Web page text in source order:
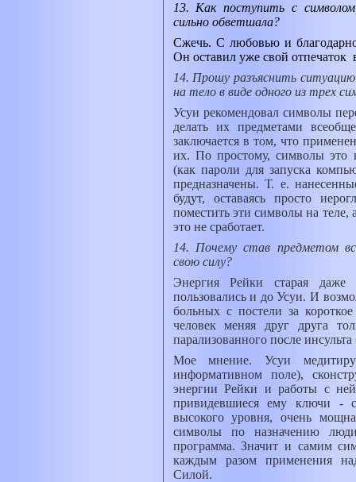
13. Как поступить с
сильно обветшала?
Сжечь. С любовью и
Он оставил уже свой отпечаток
14. Прошу разъяснить
на тело в виде одного из трех
Усуи рекомендовал символы
делать их предметами
заключается в том, что
их. По простому, символы это
(как пароли для запуска
предназначены. Т. е.
будут, оставаясь просто
поместить эти символы на
это не сработает.
14. Почему став предметом
свою силу?
Энергия Рейки старая
пользовались и до Усуи. И
больных с постели за
человек меняя друг друга
парализованного после инсульта
Мое мнение. Усуи
информативном поле),
энергии Рейки и работы с
привидевшиеся ему ключи -
высокого уровня, очень
символы по назначению
программа. Значит и самим
каждым разом применения
Силой.